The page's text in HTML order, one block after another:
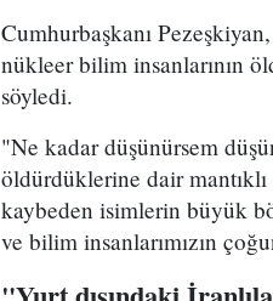
Cumhurbaşkanı
nükleer bilim insanlarının
söyledi.
"Ne kadar düşünürsem
öldürdüklerine dair
kaybeden isimlerin büyük
ve bilim insanlarımızın